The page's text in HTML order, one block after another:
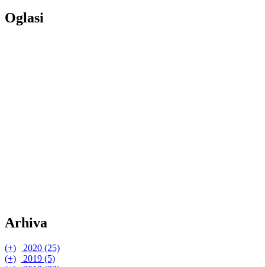
Oglasi
Arhiva
(+)
2020 (25)
(+)
listopad (1)
(+)
2019 (5)